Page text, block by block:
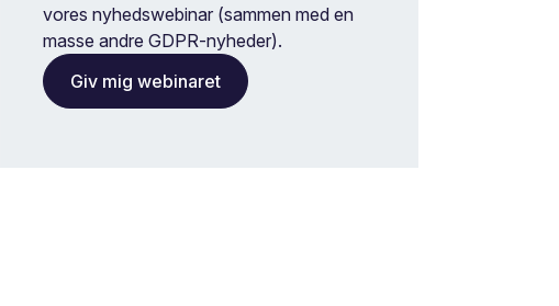
vores nyhedswebinar (sammen med en
masse andre GDPR-nyheder).
Giv mig webinaret